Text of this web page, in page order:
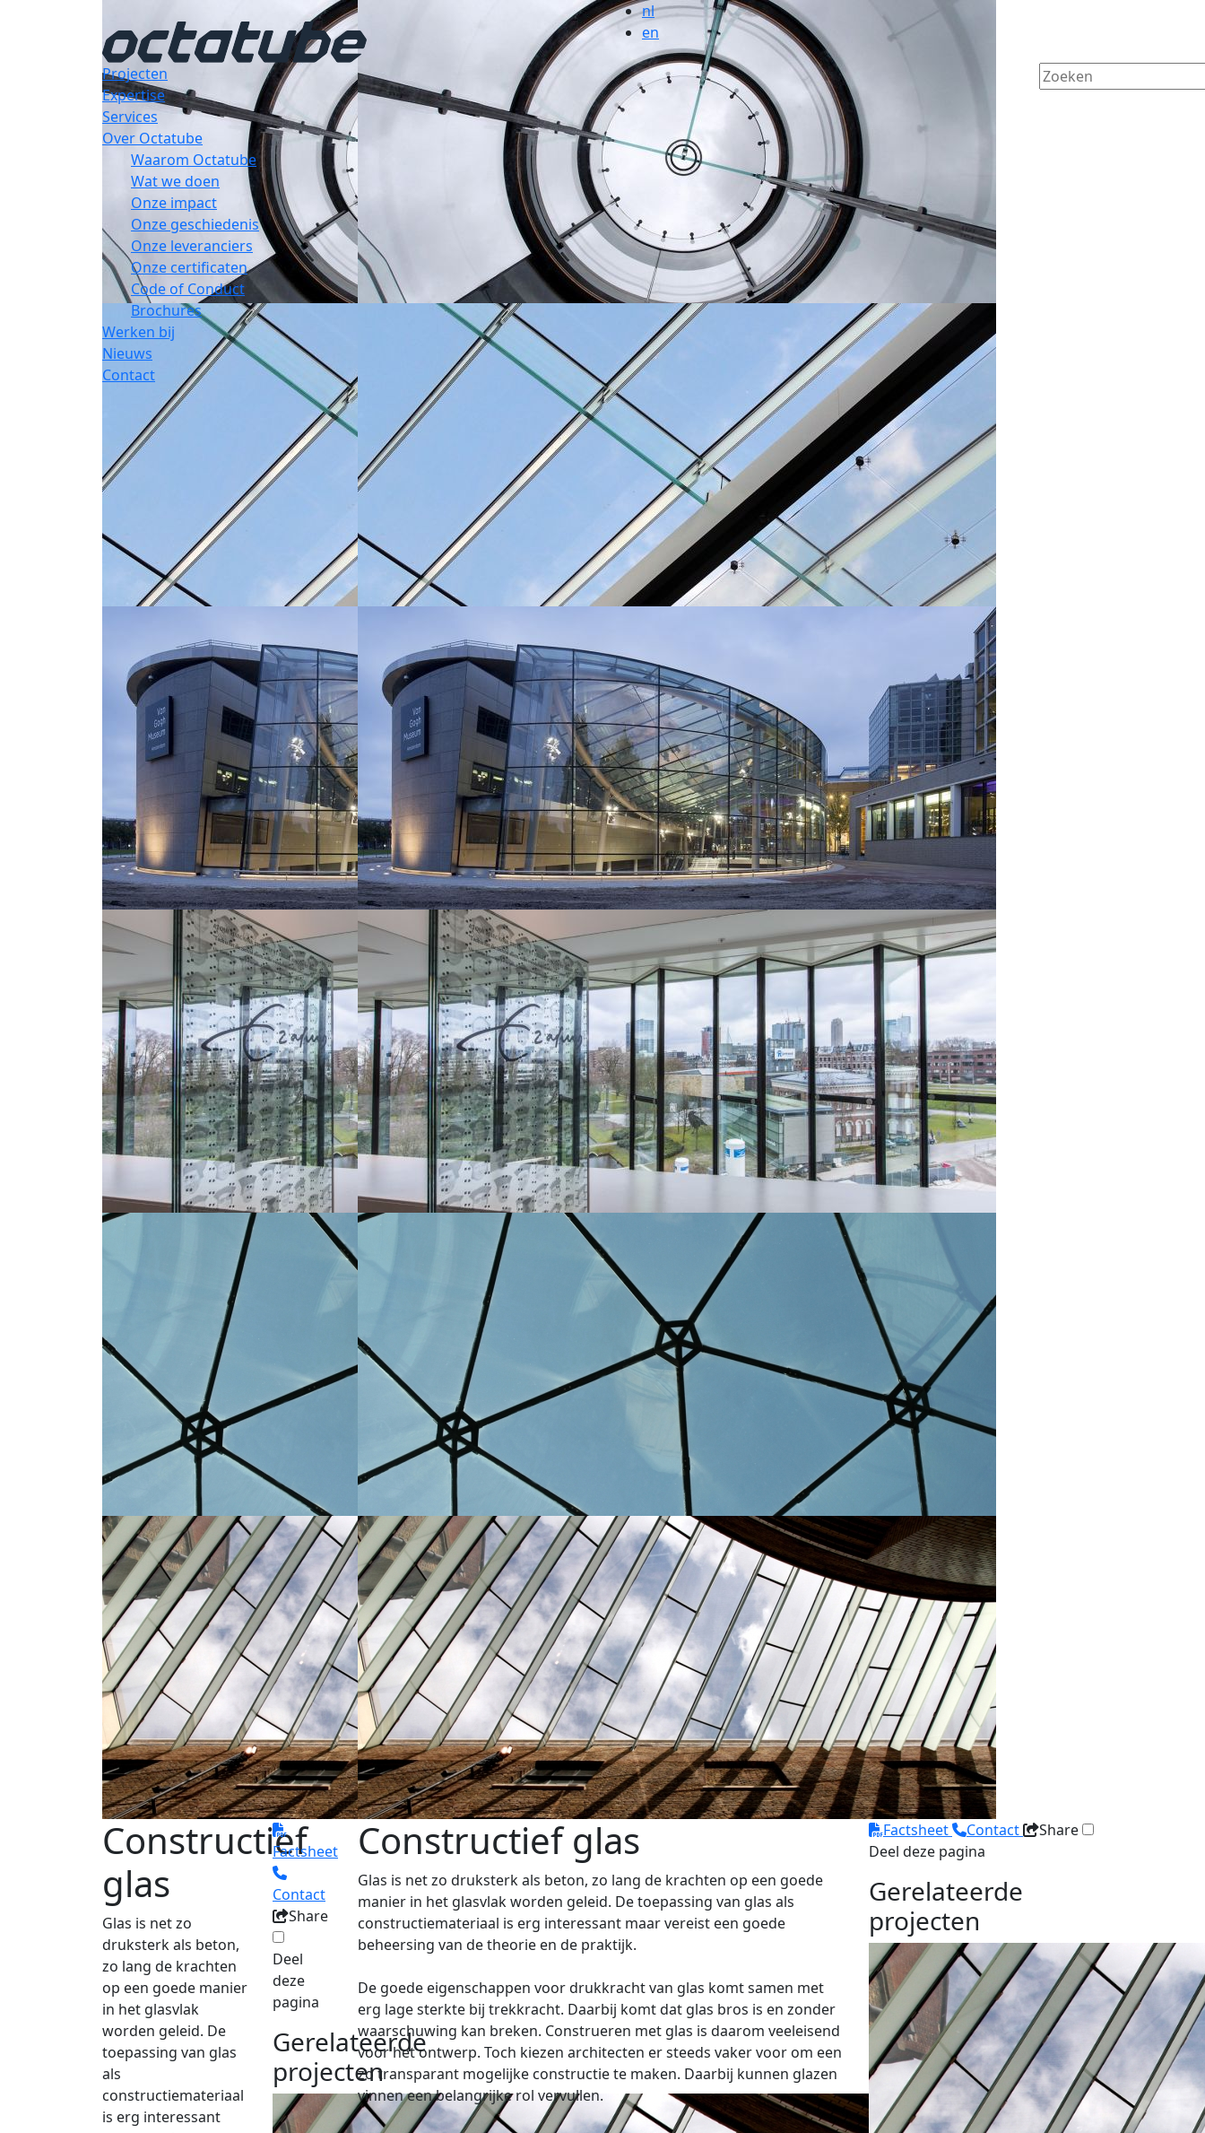
nl
en
Projecten
Expertise
Services
Over Octatube
Waarom Octatube
Wat we doen
Onze impact
Onze geschiedenis
Onze leveranciers
Onze certificaten
Code of Conduct
Brochures
Werken bij
Nieuws
Contact
Constructief
glas
Glas is net zo
druksterk als beton,
zo lang de krachten
op een goede manier
in het glasvlak
worden geleid. De
toepassing van glas
als
constructiemateriaal
is erg interessant
Factsheet
Contact
Share
Deel
deze
pagina
Gerelateerde
projecten
Constructief glas
Glas is net zo druksterk als beton, zo lang de krachten op een goede
manier in het glasvlak worden geleid. De toepassing van glas als
constructiemateriaal is erg interessant maar vereist een goede
beheersing van de theorie en de praktijk.
De goede eigenschappen voor drukkracht van glas komt samen met
erg lage sterkte bij trekkracht. Daarbij komt dat glas bros is en zonder
waarschuwing kan breken. Construeren met glas is daarom veeleisend
voor het ontwerp. Toch kiezen architecten er steeds vaker voor om een
zo transparant mogelijke constructie te maken. Daarbij kunnen glazen
vinnen een belangrijke rol vervullen.
Factsheet Contact
Share
Deel deze pagina
Gerelateerde
projecten